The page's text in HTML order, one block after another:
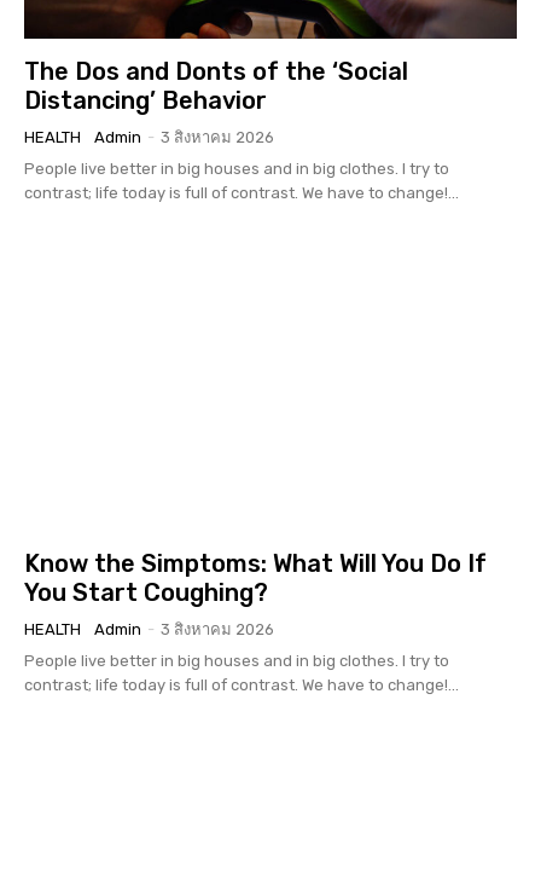
The Dos and Donts of the ‘Social
Distancing’ Behavior
HEALTH Admin - 3 สิงหาคม 2026
People live better in big houses and in big clothes. I try to
contrast; life today is full of contrast. We have to change!...
Know the Simptoms: What Will You Do If
You Start Coughing?
HEALTH Admin - 3 สิงหาคม 2026
People live better in big houses and in big clothes. I try to
contrast; life today is full of contrast. We have to change!...